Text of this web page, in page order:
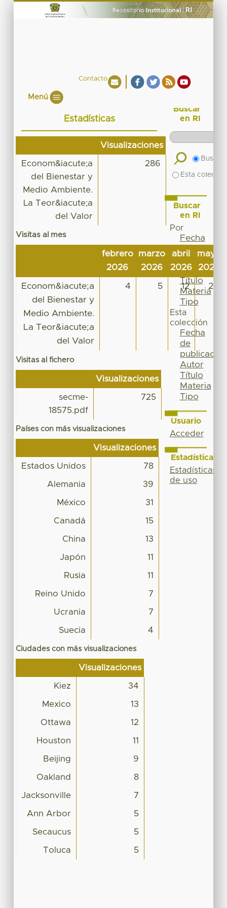
Contacto
Menú
Estadísticas
Visualizaciones
Econom&iacute;a
del Bienestar y
Medio Ambiente.
La Teor&iacute;a
del Valor
286
Visitas al mes
febrero
2026
marzo
2026
abril
2026
mayo
2026
Econom&iacute;a
del Bienestar y
Medio Ambiente.
La Teor&iacute;a
del Valor
4 5 12 27
Visitas al fichero
Visualizaciones
secme-
18575.pdf
725
Países con más visualizaciones
Visualizaciones
Estados Unidos 78
Alemania 39
México 31
Canadá 15
China 13
Japón 11
Rusia 11
Reino Unido 7
Ucrania 7
Suecia 4
Ciudades con más visualizaciones
Visualizaciones
Kiez 34
Mexico 13
Ottawa 12
Houston 11
Beijing 9
Oakland 8
Jacksonville 7
Ann Arbor 5
Secaucus 5
Toluca 5
Buscar
en RI
Buscar
Esta
Buscar
en RI
Por
Fecha
de
publicación
Autor
Título
Materia
Tipo
Esta
colección
Fecha
de
publicación
Autor
Título
Materia
Tipo
Usuario
Acceder
Estadísticas
Estadísticas
de uso